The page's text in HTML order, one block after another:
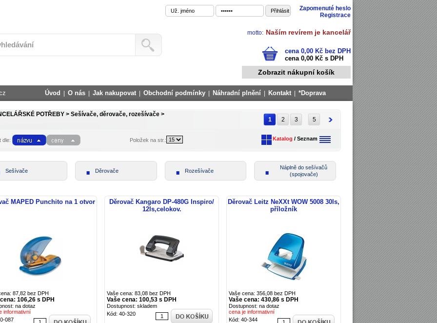
Zapomenuté heslo
Registrace
motto: Naším revírem je kancelář
cena 0,00 Kč bez DPH
cena 0,00 Kč s DPH
Zobrazit nákupní košík
Úvod O nás Jak nakupovat Obchodní podmínky Náhradní plnění Kontakt *Doprava
POTŘEBY > Sešívače, děrovače, rozešívače >
1 2 3 5
dle: Položek na str.: Katalog / Seznam
Sešívače Děrovače Rozešívače
Náplně do sešívačů
(spojovače)
MAPED Punchito na 1 otvor
87,82 bez DPH
106,26 s DPH
na dotaz
informativní
087
Děrovač Kangaro DP-480G Inspiro/
12ls,celokov.
Vaše cena: 83,08 bez DPH
Vaše cena: 100,53 s DPH
Dostupnost: skladem
Kód: 40-320
Děrovač Leitz NeXXt WOW 5008 30ls,
příložník
Vaše cena: 356,08 bez DPH
Vaše cena: 430,86 s DPH
Dostupnost: na dotaz
cena je informativní
Kód: 40-344